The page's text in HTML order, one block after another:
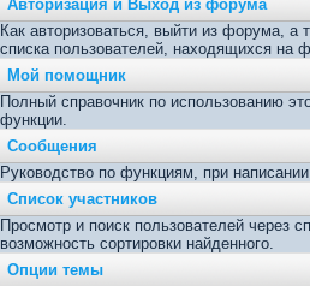
Авторизация и Выход из форума
Как авторизоваться, выйти из форума, а
списка пользователей, находящихся на
Мой помощник
Полный справочник по использованию
функции.
Сообщения
Руководство по функциям, при
Список участников
Просмотр и поиск пользователей через
возможность сортировки найденного.
Опции темы